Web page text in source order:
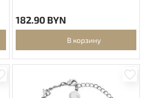
182.90 BYN
В корзину